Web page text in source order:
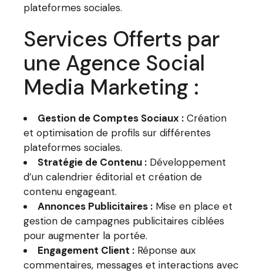
plateformes sociales.
Services Offerts par
une Agence Social
Media Marketing :
Gestion de Comptes Sociaux : Création
et optimisation de profils sur différentes
plateformes sociales.
Stratégie de Contenu : Développement
d’un calendrier éditorial et création de
contenu engageant.
Annonces Publicitaires : Mise en place et
gestion de campagnes publicitaires ciblées
pour augmenter la portée.
Engagement Client : Réponse aux
commentaires, messages et interactions avec